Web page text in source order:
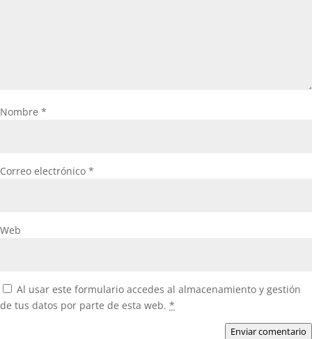
Nombre *
Correo electrónico *
Web
Al usar este formulario accedes al almacenamiento y gestión
de tus datos por parte de esta web. *
Enviar comentario